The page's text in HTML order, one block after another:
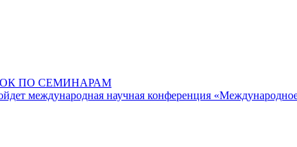
ПО СЕМИНАРАМ
международная научная конференция